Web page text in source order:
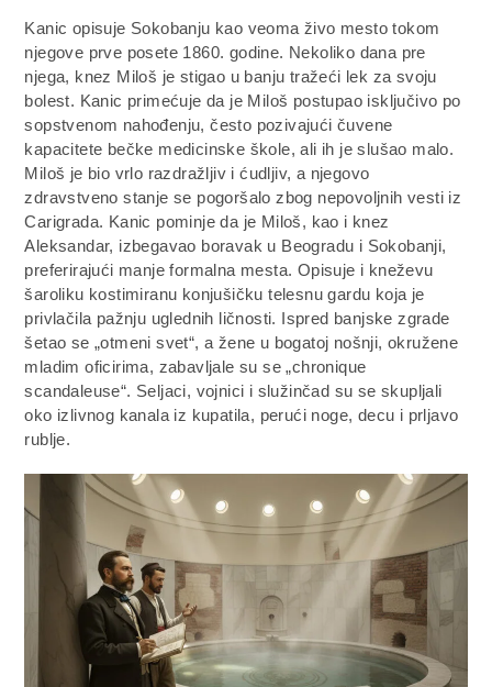
Kanic opisuje Sokobanju kao veoma živo mesto tokom
njegove prve posete 1860. godine. Nekoliko dana pre
njega, knez Miloš je stigao u banju tražeći lek za svoju
bolest. Kanic primećuje da je Miloš postupao isključivo po
sopstvenom nahođenju, često pozivajući čuvene
kapacitete bečke medicinske škole, ali ih je slušao malo.
Miloš je bio vrlo razdražljiv i ćudljiv, a njegovo
zdravstveno stanje se pogoršalo zbog nepovoljnih vesti iz
Carigrada. Kanic pominje da je Miloš, kao i knez
Aleksandar, izbegavao boravak u Beogradu i Sokobanji,
preferirajući manje formalna mesta. Opisuje i kneževu
šaroliku kostimiranu konjušičku telesnu gardu koja je
privlačila pažnju uglednih ličnosti. Ispred banjske zgrade
šetao se „otmeni svet“, a žene u bogatoj nošnji, okružene
mladim oficirima, zabavljale su se „chronique
scandaleuse“. Seljaci, vojnici i služinčad su se skupljali
oko izlivnog kanala iz kupatila, perući noge, decu i prljavo
rublje.